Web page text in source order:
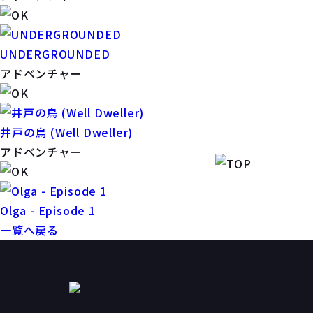
UNDERGROUNDED
アドベンチャー
井戸の鳥 (Well Dweller)
アドベンチャー
Olga - Episode 1
一覧へ戻る